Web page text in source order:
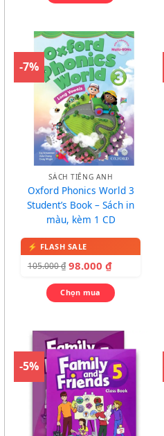
-7%
SÁCH TIẾNG ANH
Oxford Phonics World 3
Student’s Book – Sách in
màu, kèm 1 CD
105.000₫ 98.000 ₫
Chọn mua
-5%